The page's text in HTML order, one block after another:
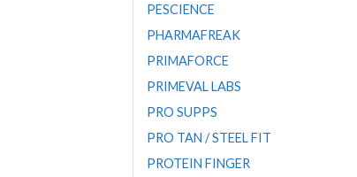
PESCIENCE
PHARMAFREAK
PRIMAFORCE
PRIMEVAL LABS
PRO SUPPS
PRO TAN / STEEL FIT
PROTEIN FINGER